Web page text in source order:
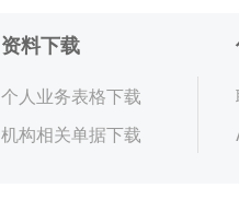
资料下载
个人业务表格下载
机构相关单据下载